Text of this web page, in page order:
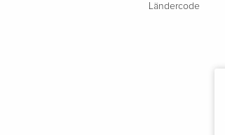
Ländercode